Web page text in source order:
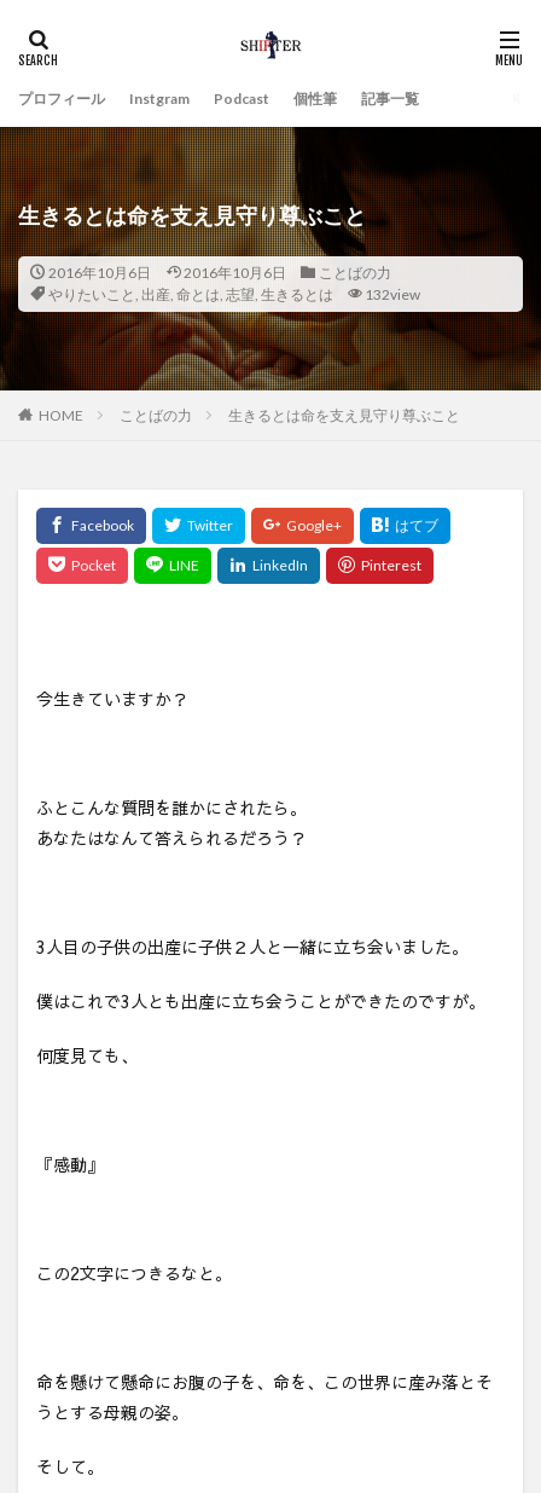
プロフィール Instgram Podcast 個性筆 記事一覧
生きるとは命を支え見守り尊ぶこと
2016年10月6日 2016年10月6日
ことばの力
やりたいこと , 出産, 命とは, 志望, 生きるとは 132view
HOME ことばの力 生きるとは命を支え見守り尊ぶこと
今生きていますか？
ふとこんな質問を誰かにされたら。
あなたはなんて答えられるだろう？
3人目の子供の出産に子供２人と一緒に立ち会いました。
僕はこれで3人とも出産に立ち会うことができたのですが。
何度見ても、
『感動』
この2文字につきるなと。
命を懸けて懸命にお腹の子を、命を、この世界に産み落とそ
うとする母親の姿。
そして。